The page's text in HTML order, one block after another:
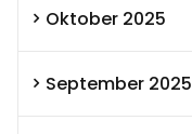
Oktober 2025
September 2025